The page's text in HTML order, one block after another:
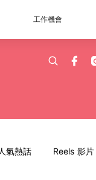
工作機會
氣熱話 Reels 影片